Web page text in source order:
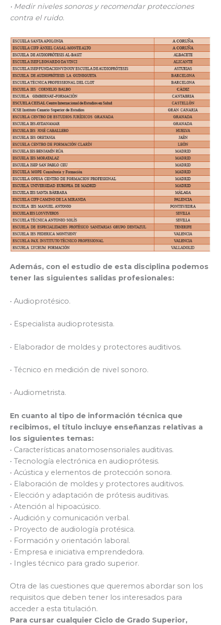
• Medir niveles sonoros y recomendar protecciones
contra el ruido.
Además, con el estudio de esta disciplina podemos
tener las siguientes salidas profesionales:
• Audioprotésico.
• Especialista audioprotesista.
• Elaborador de moldes y protectores auditivos.
• Técnico en medición de nivel sonoro.
• Audiometrista.
En cuanto al tipo de información técnica que
recibimos, el título incluye enseñanzas relativas a
los siguientes temas:
• Características anatomosensoriales auditivas.
• Tecnología electrónica en audioprótesis.
• Acústica y elementos de protección sonora.
• Elaboración de moldes y protectores auditivos.
• Elección y adaptación de prótesis auditivas.
• Atención al hipoacúsico.
• Audición y comunicación verbal.
• Proyecto de audiología protésica.
• Formación y orientación laboral.
• Empresa e iniciativa emprendedora.
• Ingles técnico para grado superior.
Otra de las cuestiones que queremos abordar son los
requisitos que deben tener los interesados para
acceder a esta titulación.
Para cursar cualquier Ciclo de Grado Superior,